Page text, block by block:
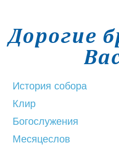
Дорогие
История собора
Клир
Богослужения
Месяцеслов